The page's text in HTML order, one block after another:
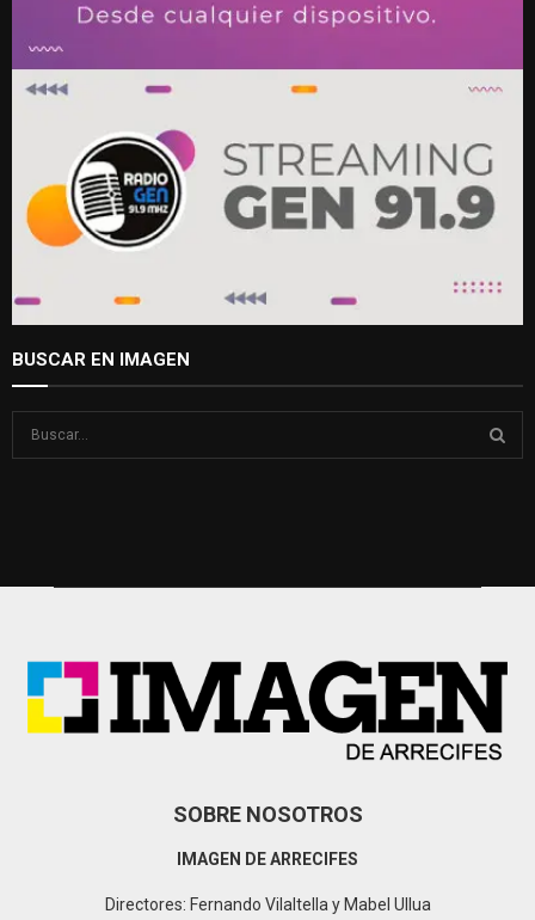
BUSCAR EN IMAGEN
SOBRE NOSOTROS
IMAGEN DE ARRECIFES
Directores: Fernando Vilaltella y Mabel Ullua